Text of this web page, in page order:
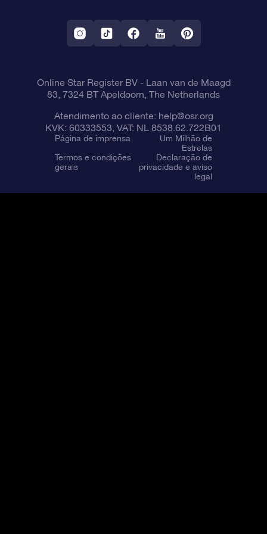
Aplicativo RV Fly me to the stars
Constelações
Online Star Register BV- Laan van de Maagd
83, 7324 BT Apeldoorn, The Netherlands
Atendimento ao cliente: help@osr.org
KVK: 60333553, VAT: NL 8538.62.722B01
Página de imprensa
Um Milhão de
Estrelas
Termos e condições
gerais
Declaração de
privacidade e aviso
legal